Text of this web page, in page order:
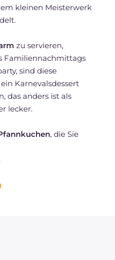
kleinen Meisterwerk
zu servieren,
Familiennachmittags
sind diese
Karnevalsdessert
das anders ist als
lecker.
, die Sie